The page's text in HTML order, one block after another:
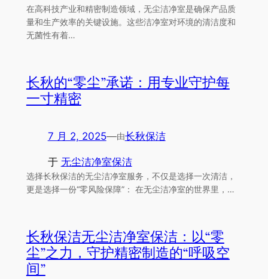
在高科技产业和精密制造领域，无尘洁净室是确保产品质
量和生产效率的关键设施。这些洁净室对环境的清洁度和
无菌性有着…
长秋的“零尘”承诺：用专业守护每
一寸精密
7 月 2, 2025—由长秋保洁
于 无尘洁净室保洁
选择长秋保洁的无尘洁净室服务，不仅是选择一次清洁，
更是选择一份​​“零风险保障”​​： 在无尘洁净室的世界里，…
长秋保洁无尘洁净室保洁：以“零
尘”之力，守护精密制造的“呼吸空
间”